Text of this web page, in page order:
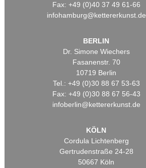
Fax: +49 (0)40 37 49 61-66
infohamburg@kettererkunst.de
BERLIN
Dr. Simone Wiechers
Fasanenstr. 70
10719 Berlin
Tel.: +49 (0)30 88 67 53-63
Fax: +49 (0)30 88 67 56-43
infoberlin@kettererkunst.de
KÖLN
Cordula Lichtenberg
Gertrudenstraße 24-28
50667 Köln